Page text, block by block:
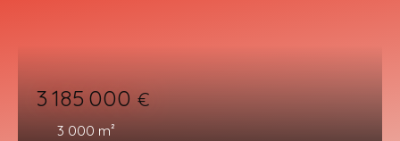
3 185 000€
3 000 m²